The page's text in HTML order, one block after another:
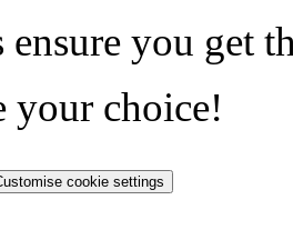
you get
your choice!
cookie settings